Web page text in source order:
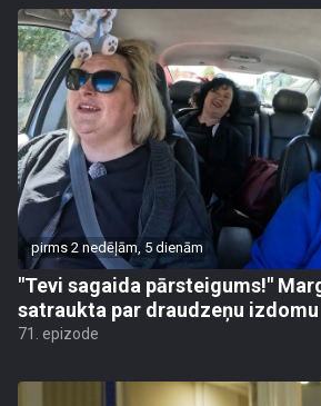
pirms 2 nedēļām, 5 dienām
"Tevi sagaida pārsteigums!"
satraukta par draudzeņu izdomu
71. epizode